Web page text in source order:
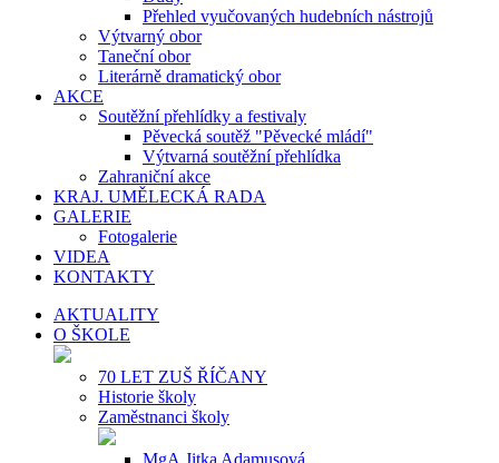
Přehled vyučovaných hudebních nástrojů
Výtvarný obor
Taneční obor
Literárně dramatický obor
AKCE
Soutěžní přehlídky a festivaly
Pěvecká soutěž "Pěvecké mládí"
Výtvarná soutěžní přehlídka
Zahraniční akce
KRAJ. UMĚLECKÁ RADA
GALERIE
Fotogalerie
VIDEA
KONTAKTY
AKTUALITY
O ŠKOLE
70 LET ZUŠ ŘÍČANY
Historie školy
Zaměstnanci školy
MgA.Jitka Adamusová